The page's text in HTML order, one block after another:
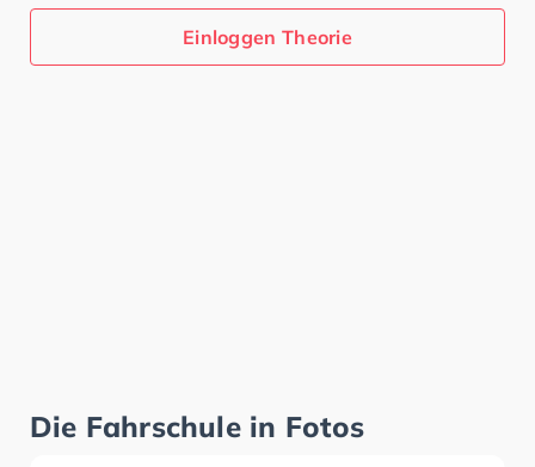
Einloggen Theorie
Die Fahrschule in Fotos